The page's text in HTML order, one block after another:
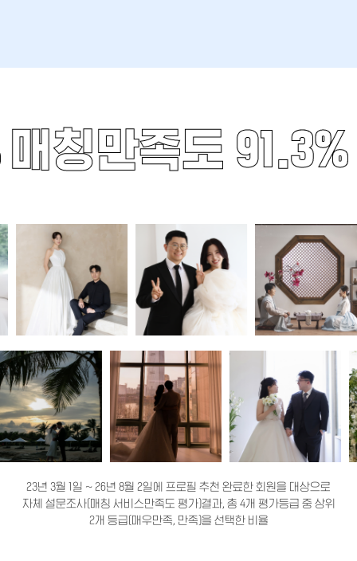
매칭만족도 91.3%
23년 3월 1일 ~ 26년 8월 2일에 프로필 추천 완료한 회원을 대상으로
자체 설문조사(매칭 서비스만족도 평가)결과, 총 4개 평가등급 중 상위
2개 등급(매우만족, 만족)을 선택한 비율